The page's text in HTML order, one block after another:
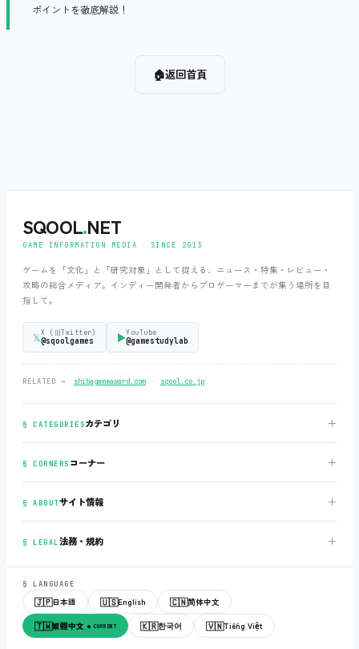
ポイントを徹底解説！
🏠返回首頁
SQOOL.NET
GAME INFORMATION MEDIA ‧ SINCE 2013
ゲームを「文化」と「研究対象」として捉える、ニュース・特集・レビュー・
攻略の総合メディア。インディー開発者からプロゲーマーまでが集う場所を目
指して。
𝕏X (旧Twitter)
@sqoolgames ▶YouTube
@gamestudylab
RELATED → shibagameaward.com ‧ sqool.co.jp
§ CATEGORIESカテゴリ ＋
§ CORNERS コーナー ＋
§ ABOUTサイト情報 ＋
§ LEGAL法務・規約 ＋
§ LANGUAGE
🇯🇵日本語 🇺🇸English 🇨🇳简体中文
🇹🇼繁體中文 ● CURRENT 🇰🇷한국어 🇻🇳Tiếng Việt